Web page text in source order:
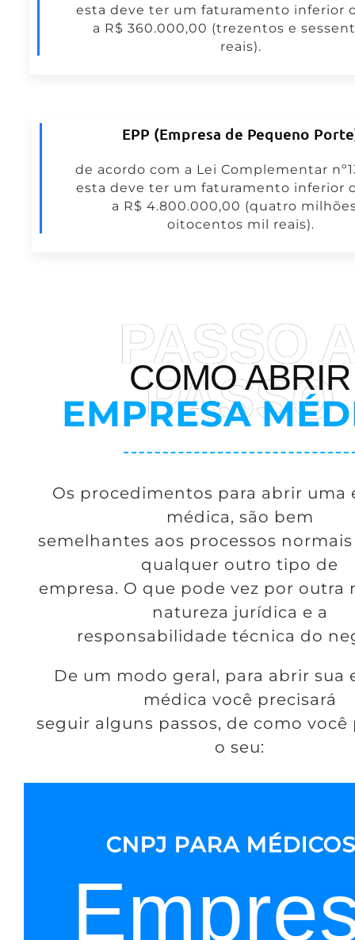
esta deve ter um faturamento inferior
a R$ 360.000,00 (trezentos e
reais).
EPP (Empresa de Pequeno
de acordo com a Lei Complementar
esta deve ter um faturamento inferior
a R$ 4.800.000,00 (quatro
oitocentos mil reais).
PASSO
PASSO
COMO ABRIR
EMPRESA
Os procedimentos para abrir uma
médica, são bem
semelhantes aos processos
qualquer outro tipo de
empresa. O que pode vez por outra
natureza jurídica e a
responsabilidade técnica do
De um modo geral, para abrir sua
médica você precisará
seguir alguns passos, de como
o seu:
CNPJ PARA